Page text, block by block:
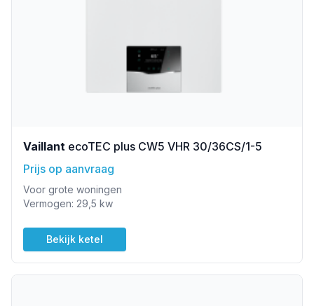
Vaillant ecoTEC plus CW5 VHR 30/36CS/1-5
Prijs op aanvraag
Voor grote woningen
Vermogen: 29,5 kw
Bekijk ketel